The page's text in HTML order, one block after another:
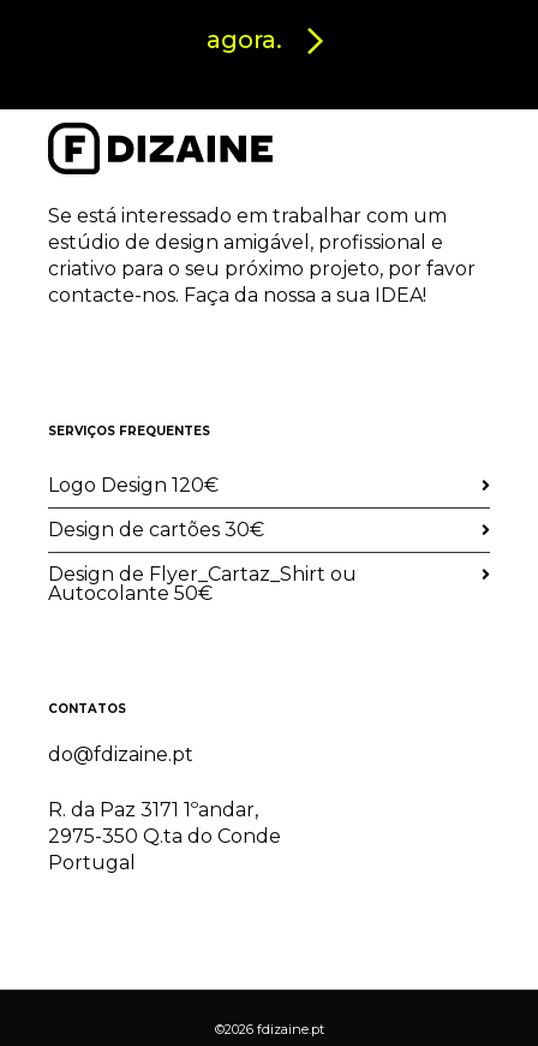
agora.
Se está interessado em trabalhar com um
estúdio de design amigável, profissional e
criativo para o seu próximo projeto, por favor
contacte-nos. Faça da nossa a sua IDEA!
SERVIÇOS FREQUENTES
Logo Design 120€
Design de cartões 30€
Design de Flyer_Cartaz_Shirt ou
Autocolante 50€
CONTATOS
do@fdizaine.pt
R. da Paz 3171 1ºandar,
2975-350 Q.ta do Conde
Portugal
©2026 fdizaine.pt